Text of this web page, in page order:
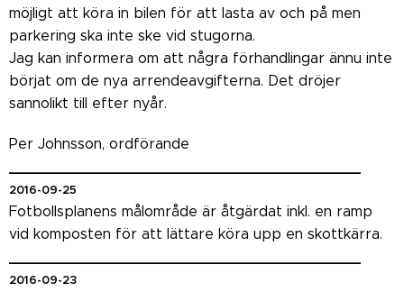
möjligt att köra in bilen för att lasta av och på men
parkering ska inte ske vid stugorna.
Jag kan informera om att några förhandlingar ännu inte
börjat om de nya arrendeavgifterna. Det dröjer
sannolikt till efter nyår.
Per Johnsson, ordförande
2016-09-25
Fotbollsplanens målområde är åtgärdat inkl. en ramp
vid komposten för att lättare köra upp en skottkärra.
2016-09-23